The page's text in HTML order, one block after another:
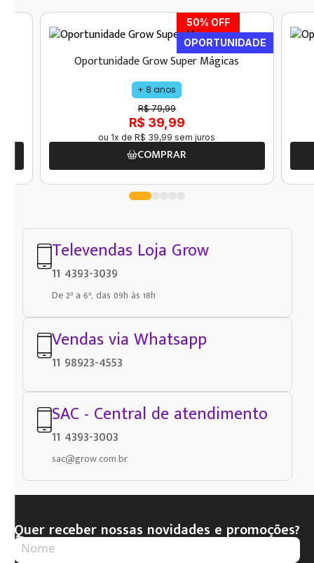
50% OFF
OPORTUNIDADE
Oportunidade Grow Super Mágicas
+ 8 anos
R$ 79,99
R$ 39,99
ou 1x deR$ 39,99 sem juros
COMPRAR
Televendas Loja Grow
11 4393-3039
De 2ª a 6ª, das 09h às 18h
Vendas via Whatsapp
11 98923-4553
SAC - Central de atendimento
11 4393-3003
sac@grow.com.br
Quer receber nossas novidades e promoções?